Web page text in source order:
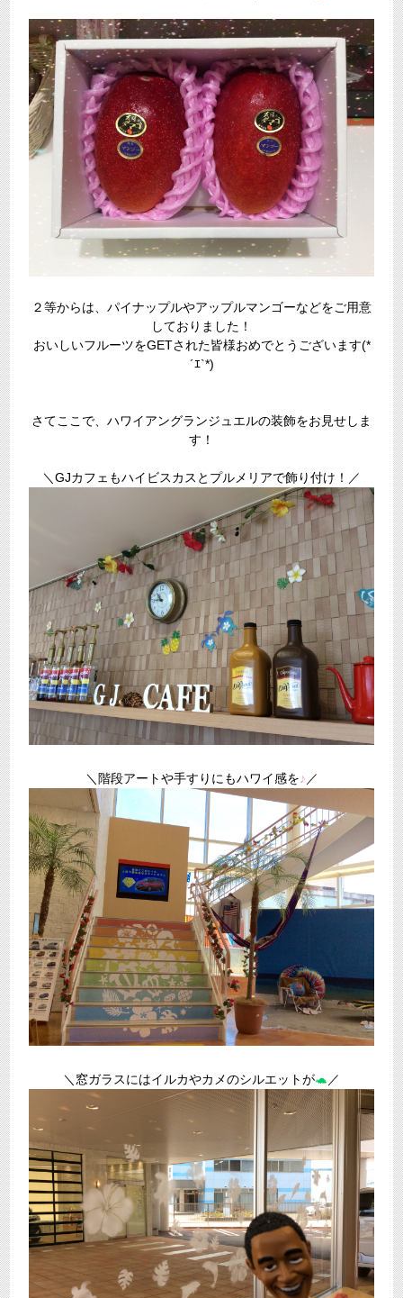
２等からは、パイナップルやアップルマンゴーなどをご用意
しておりました！
おいしいフルーツをGETされた皆様おめでとうございます(*
´ｴ`*)
さてここで、ハワイアングランジュエルの装飾をお見せしま
す！
＼GJカフェもハイビスカスとプルメリアで飾り付け！／
＼階段アートや手すりにもハワイ感を♪ ／
＼窓ガラスにはイルカやカメのシルエットが🐢 ／